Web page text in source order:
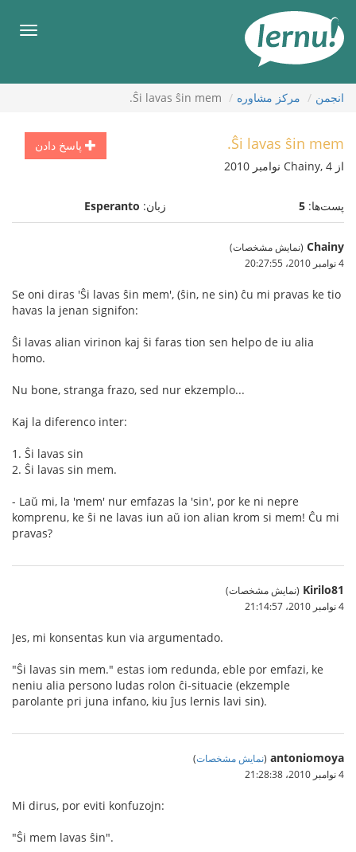
محتوا
انجمن مركز مشاوره Ŝi lavas ŝin mem.
پاسخ دادن Ŝi lavas ŝin mem.
از Chainy, 4 نوامبر 2010
پست‌ها: 5 زبان: Esperanto
Chainy (نمایش مشخصات)
4 نوامبر 2010،‏ 20:27:55
Se oni diras 'Ŝi lavas ŝin mem', (ŝin, ne sin) ĉu mi pravas ke tio
havas la jenan signifon:
Ŝi lavas alian virinon kaj ŝi faras tion sen helpo de iu alia
homo.
Nu bone, stranga frazo, sed nur ekzemplo...
Kaj la diferenco inter:
1. Ŝi lavas sin
2. Ŝi lavas sin mem.
- Laŭ mi, la 'mem' nur emfazas la 'sin', por ke ni nepre
komprenu, ke ŝi ne lavas iun aŭ ion alian krom si mem! Ĉu mi
pravas?
Kirilo81 (نمایش مشخصات)
4 نوامبر 2010،‏ 21:14:57
Jes, mi konsentas kun via argumentado.
"Ŝi lavas sin mem." estas iom redunda, eble por emfazi, ke
neniu alia persono ludas rolon ĉi-situacie (ekzemple
parolante pri juna infano, kiu ĵus lernis lavi sin).
antoniomoya
(نمایش مشخصات)
4 نوامبر 2010،‏ 21:28:38
Mi dirus, por eviti konfuzojn:
"Ŝi mem lavas ŝin".